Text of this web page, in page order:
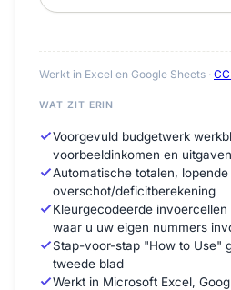
Werkt in Excel en Google Sheets ·
WAT ZIT ERIN
Voorgevuld budgetwerk
voorbeeldinkomen en
Automatische totalen, lopende
overschot/deficitberekening
Kleurgecodeerde
waar u uw eigen nummers
Stap-voor-stap "How to Use"
tweede blad
Werkt in Microsoft Excel,